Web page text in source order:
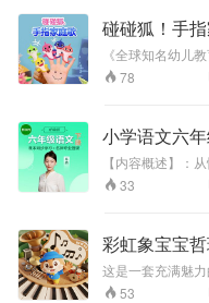
熠荣光，更给人
移，光阴的长河迁
中国智慧却穿越
亮着现实与未来
必将迸发出更加
曾经说，君主一定
管理国智且有慧”
们，“智”和“慧”
也”“非所学于人”
来表示一下。
碰碰狐！手
《全球知名幼儿
教育专家们制作
洋的，五只手指
遇见哪位手指家
78
小学语文六年
【内容概述】：
文梳理，为你理
篇文章的学习重
【年级及科目】
介】：陈婧，小升
格】：幽默风趣，
生的问题 【适用
33
彩虹象宝宝
这是一套充满魅力
阅读中感受故事
53